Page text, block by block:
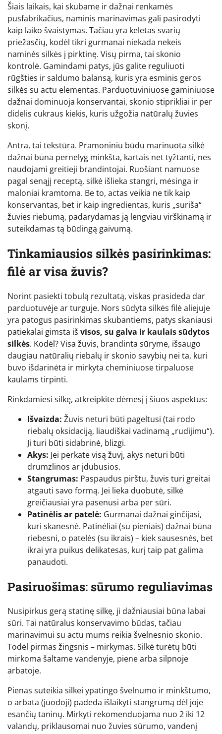
Šiais laikais, kai skubame ir dažnai renkamės
pusfabrikačius, naminis marinavimas gali pasirodyti
kaip laiko švaistymas. Tačiau yra keletas svarių
priežasčių, kodėl tikri gurmanai niekada nekeis
naminės silkės į pirktinę. Visų pirma, tai skonio
kontrolė. Gamindami patys, jūs galite reguliuoti
rūgšties ir saldumo balansą, kuris yra esminis geros
silkės su actu elementas. Parduotuviniuose gaminiuose
dažnai dominuoja konservantai, skonio stiprikliai ir per
didelis cukraus kiekis, kuris užgožia natūralų žuvies
skonį.
Antra, tai tekstūra. Pramoniniu būdu marinuota silkė
dažnai būna pernelyg minkšta, kartais net tyžtanti, nes
naudojami greitieji brandintojai. Ruošiant namuose
pagal senąjį receptą, silkė išlieka stangri, mėsinga ir
maloniai kramtoma. Be to, actas veikia ne tik kaip
konservantas, bet ir kaip ingredientas, kuris „suriša“
žuvies riebumą, padarydamas ją lengviau virškinamą ir
suteikdamas tą būdingą gaivumą.
Tinkamiausios silkės pasirinkimas:
filė ar visa žuvis?
Norint pasiekti tobulą rezultatą, viskas prasideda dar
parduotuvėje ar turguje. Nors sūdyta silkės filė aliejuje
yra patogus pasirinkimas skubantiems, patys skaniausi
patiekalai gimsta iš visos, su galva ir kaulais sūdytos
silkės. Kodėl? Visa žuvis, brandinta sūryme, išsaugo
daugiau natūralių riebalų ir skonio savybių nei ta, kuri
buvo išdarinėta ir mirkyta cheminiuose tirpaluose
kaulams tirpinti.
Rinkdamiesi silkę, atkreipkite dėmesį į šiuos aspektus:
Išvaizda: Žuvis neturi būti pageltusi (tai rodo
riebalų oksidaciją, liaudiškai vadinamą „rudijimu“).
Ji turi būti sidabrinė, blizgi.
Akys: Jei perkate visą žuvį, akys neturi būti
drumzlinos ar įdubusios.
Stangrumas: Paspaudus pirštu, žuvis turi greitai
atgauti savo formą. Jei lieka duobutė, silkė
greičiausiai yra pasenusi arba per sūri.
Patinėlis ar patelė: Gurmanai dažnai ginčijasi,
kuri skanesnė. Patinėliai (su pieniais) dažnai būna
riebesni, o patelės (su ikrais) – kiek sausesnės, bet
ikrai yra puikus delikatesas, kurį taip pat galima
panaudoti.
Pasiruošimas: sūrumo reguliavimas
Nusipirkus gerą statinę silkę, ji dažniausiai būna labai
sūri. Tai natūralus konservavimo būdas, tačiau
marinavimui su actu mums reikia švelnesnio skonio.
Todėl pirmas žingsnis – mirkymas. Silkė turėtų būti
mirkoma šaltame vandenyje, piene arba silpnoje
arbatoje.
Pienas suteikia silkei ypatingo švelnumo ir minkštumo,
o arbata (juodoji) padeda išlaikyti stangrumą dėl joje
esančių taninų. Mirkyti rekomenduojama nuo 2 iki 12
valandų, priklausomai nuo žuvies sūrumo, vandenį